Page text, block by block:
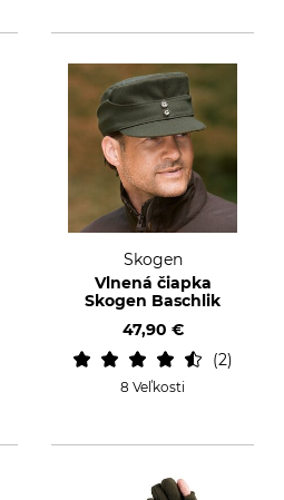
Skogen
Vlnená čiapka
Skogen Baschlik
47,90 €
2
8 Veľkosti